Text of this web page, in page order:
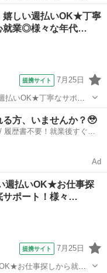
土日祝お休みでプライ
寧に関わることができま
嬉しい週払いOK★丁寧
就業◎様々な年代…
提携サイト 7月25日
払いOK★丁寧なサポー
が活躍中！好環境でお
方、いませんか？🥹
歴書不要！就業後すぐに
Ad
週払いOK★お仕事探
サポート！様々…
提携サイト 7月25日
お仕事探しから就業